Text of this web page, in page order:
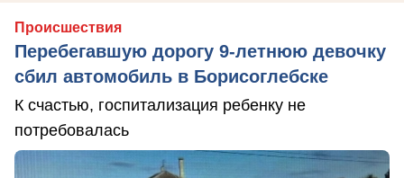
Происшествия
Перебегавшую дорогу 9-летнюю девочку
сбил автомобиль в Борисоглебске
К счастью, госпитализация ребенку не
потребовалась